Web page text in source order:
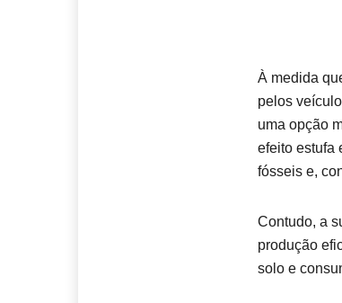
À medida
pelos
uma opção
efeito estufa
fósseis e,
Contudo, a
produção
solo e